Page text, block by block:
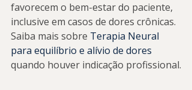
favorecem o bem-estar do paciente,
inclusive em casos de dores crônicas.
Saiba mais sobre Terapia Neural
para equilíbrio e alívio de dores
quando houver indicação profissional.